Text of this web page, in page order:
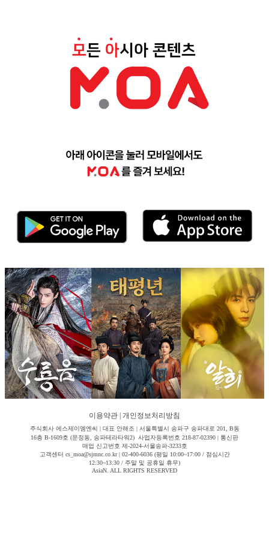
이용약관 개인정보처리방침
주식회사 에스제이엠엔씨 | 대표 안해조 | 서울특별시 송파구 송파대로 201, B동
16층 B-1609호 (문정동, 송파테라타워2) 사업자등록번호 218-87-02390 | 통신판
매업 신고번호 제-2024-서울송파-3233호
고객센터 cs_moa@sjmnc.co.kr | 02-400-6036 (평일 10:00~17:00 / 점심시간
12:30~13:30 / 주말 및 공휴일 휴무)
AsiaN. ALL RIGHTS RESERVED